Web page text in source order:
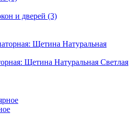
и дверей (3)
Щетина Натуральная Светлая